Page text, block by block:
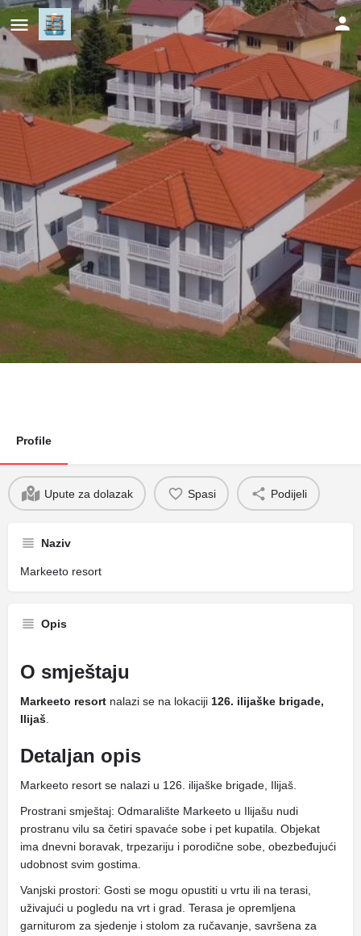
Markeeto resort
Profile
Upute za dolazak Spasi Podijeli
Naziv
Markeeto resort
Opis
O smještaju
Markeeto resort nalazi se na lokaciji 126. ilijaške brigade,
Ilijaš
Detaljan opis
Markeeto resort se nalazi u 126. ilijaške brigade, Ilijaš.
Prostrani smještaj: Odmaralište Markeeto u Ilijašu nudi
prostranu vilu sa četiri spavaće sobe i pet kupatila. Objekat
ima dnevni boravak, trpezariju i porodične sobe, obezbeđujući
udobnost svim gostima.
Vanjski prostori: Gosti se mogu opustiti u vrtu ili na terasi,
uživajući u pogledu na vrt i grad. Terasa je opremljena
garniturom za sjedenje i stolom za ručavanje, savršena za